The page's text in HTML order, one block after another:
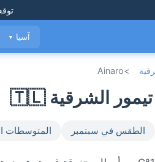
آسيا ▼
>
Ainaro
الطقس في سبتمبر المتوسطات